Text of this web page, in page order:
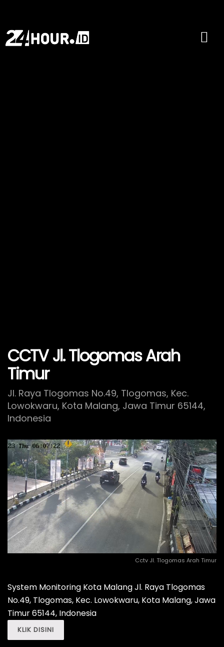
CCTV Jl. Tlogomas Arah
Timur
Jl. Raya Tlogomas No.49, Tlogomas, Kec.
Lowokwaru, Kota Malang, Jawa Timur 65144,
Indonesia
Cctv Jl. Tlogomas Arah Timur
System Monitoring Kota Malang Jl. Raya Tlogomas
No.49, Tlogomas, Kec. Lowokwaru, Kota Malang, Jawa
Timur 65144, Indonesia
KLIK DISINI